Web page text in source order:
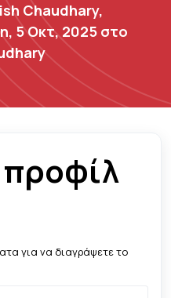
Chaudhary,
5 Οκτ, 2025 στο
για να διαγράψετε το